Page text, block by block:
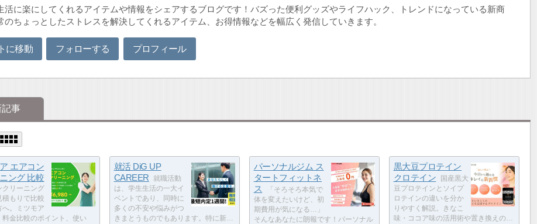
活に楽にしてくれるアイテムや情報をシェアするブログです！バズった便利グッズやライフハック、トレンドになっている新商
のちょっとしたストレスを解決してくれるアイテム、お得情報などを幅広く発信していきます。
に移動 フォローする プロフィール
記事
エアコン
ング 比較
クリーニング
積もりで比較
へ。ミツモア
料金比較のポイント、使い
就活 DiG UP
CAREER
就職活動
は、学生生活の一大イ
ベントであり、同時に
多くの不安や悩みがつ
きまとうものでもあります。特に新…
パーソナルジム ス
タートフィットネ
ス
「そろそろ本気で
体を変えたいけど、初
期費用が気になる…」
そんなあなたに朗報です！パーソナル
黒大豆プロテイン
クロテイン
国産黒大
豆プロテインとソイプ
ロテインの違いを分か
りやすく解説。きなこ
味・ココア味の活用術や置き換えの…